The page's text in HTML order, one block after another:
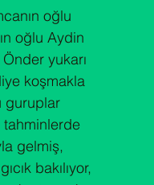
oğlu
oğlu Aydin
yukarı
koşmakla
guruplar
gelmiş,
bakılıyor,